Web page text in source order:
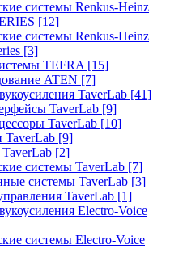
системы Renkus-Heinz
[12]
системы Renkus-Heinz
[3]
TEFRA [15]
ATEN [7]
TaverLab [41]
TaverLab [9]
TaverLab [10]
TaverLab [9]
[2]
системы TaverLab [7]
системы TaverLab [3]
TaverLab [1]
Electro-Voice
системы Electro-Voice